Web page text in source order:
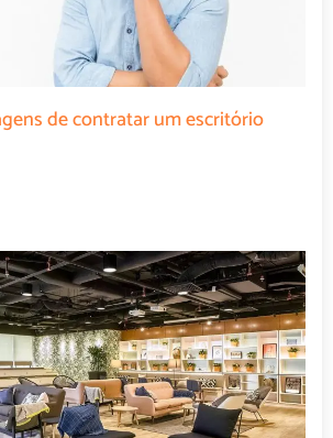
de contratar um escritório